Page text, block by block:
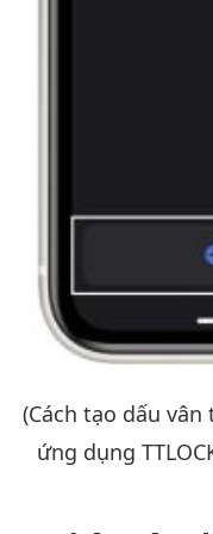
(Cách tạo dấu
ứng dụng